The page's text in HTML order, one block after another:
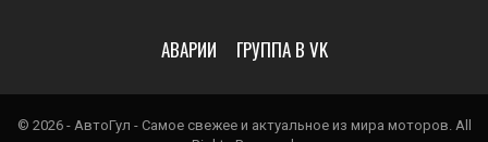
АВАРИИ ГРУППА В VK
© 2026 - АвтоГул - Самое свежее и актуальное из мира моторов. All